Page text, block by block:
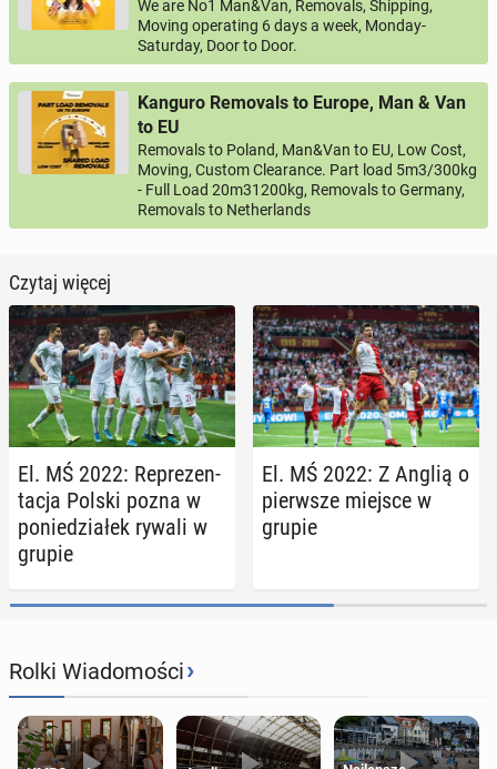
We are No1 Man&Van, Removals, Shipping,
Moving operating 6 days a week, Monday-
Saturday, Door to Door.
Kanguro Removals to Europe, Man & Van
to EU
Removals to Poland, Man&Van to EU, Low Cost,
Moving, Custom Clearance. Part load 5m3/300kg
- Full Load 20m31200kg, Removals to Germany,
Removals to Netherlands
Czytaj więcej
El. MŚ 2022: Re­pre­zen­
ta­cja Polski pozna w
po­nie­dzia­łek rywali w
grupie
El. MŚ 2022: Z Anglią o
pierw­sze miejsce w
grupie
Rolki Wiadomości›